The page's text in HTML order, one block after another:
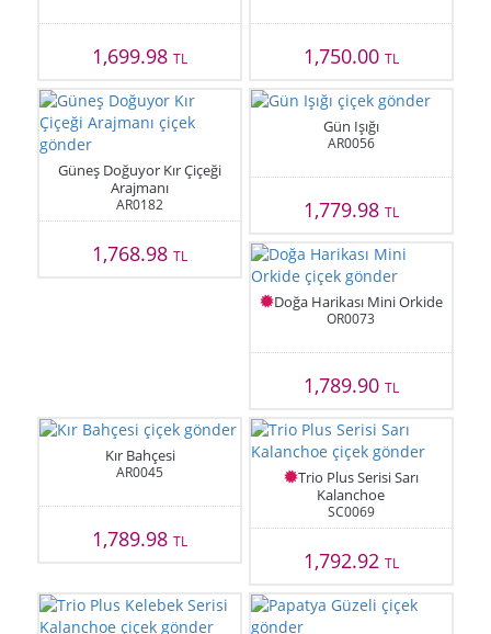
1,699.98TL 1,750.00 TL
Güneş Doğuyor Kır Çiçeği
Arajmanı
AR0182
1,768.98TL
Gün Işığı
AR0056
1,779.98 TL
Doğa Harikası Mini Orkide
OR0073
1,789.90 TL
Kır Bahçesi
AR0045
1,789.98TL
Trio Plus Serisi Sarı
Kalanchoe
SC0069
1,792.92 TL